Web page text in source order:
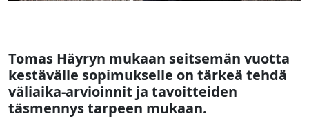
Tomas Häyryn mukaan seitsemän vuotta
kestävälle sopimukselle on tärkeä tehdä
väliaika-arvioinnit ja tavoitteiden
täsmennys tarpeen mukaan.